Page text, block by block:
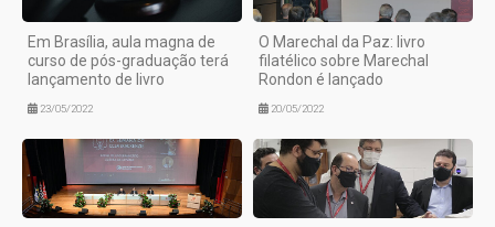
Em Brasília, aula magna de
curso de pós-graduação terá
lançamento de livro
23/05/2022
O Marechal da Paz: livro
filatélico sobre Marechal
Rondon é lançado
20/05/2022